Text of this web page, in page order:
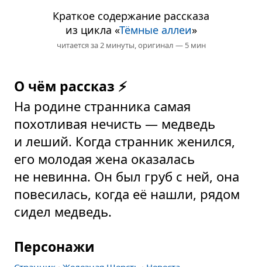
Краткое содержание рассказа
из цикла «Тёмные аллеи»
читается за 2 минуты,оригинал — 5 мин
О чём рассказ ⚡
На родине странника самая
похотливая нечисть — медведь
и леший. Когда странник женился,
его молодая жена оказалась
не невинна. Он был груб с ней, она
повесилась, когда её нашли, рядом
сидел медведь.
Персонажи